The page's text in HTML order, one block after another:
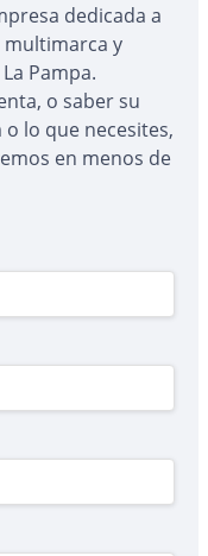
dedicada a
y
Pampa.
o saber su
lo que necesites,
en menos de